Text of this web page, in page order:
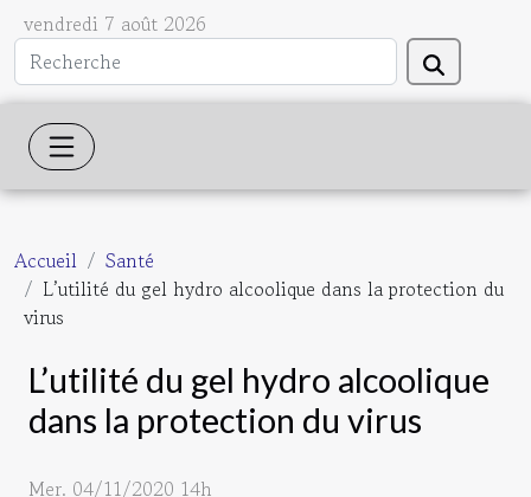
vendredi 7 août 2026
Accueil
Santé
L’utilité du gel hydro alcoolique dans la protection du
virus
L’utilité du gel hydro alcoolique
dans la protection du virus
Mer. 04/11/2020 14h